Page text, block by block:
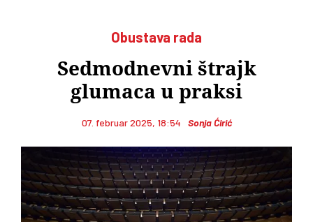
Obustava rada
Sedmodnevni štrajk
glumaca u praksi
07. februar 2025, 18:54 Sonja Ćirić